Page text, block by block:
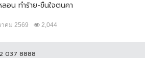
ลอน ทำร้าย-ขืนใจตนคา
คม 2569 2,044
037 8888